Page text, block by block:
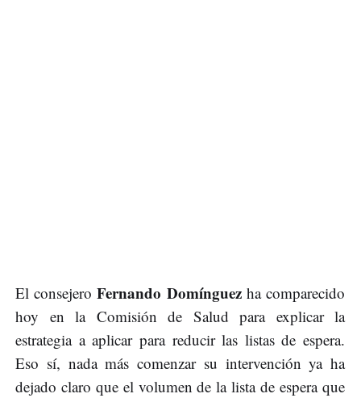
El consejeroFernando Domínguezha comparecido
hoy en la Comisión de Salud para explicar la
estrategia a aplicar para reducir las listas de espera.
Eso sí, nada más comenzar su intervención ya ha
dejado claro que el volumen de la lista de espera que